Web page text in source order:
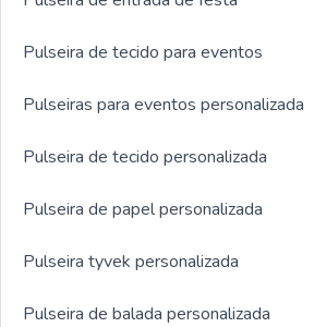
Pulseira de tecido para eventos
Pulseiras para eventos personalizada
Pulseira de tecido personalizada
Pulseira de papel personalizada
Pulseira tyvek personalizada
Pulseira de balada personalizada